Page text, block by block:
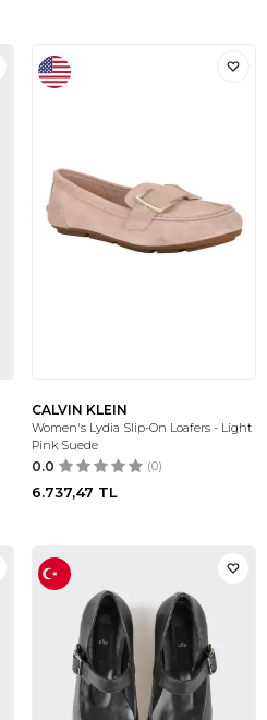
CALVIN KLEIN
Women's Lydia Slip-On Loafers - Light
Pink Suede
0.0 (0)
6.737,47 TL